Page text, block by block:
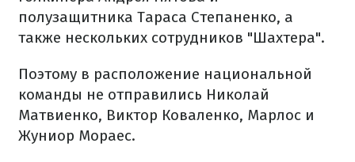
полузащитника Тараса Степаненко, а
также нескольких сотрудников "Шахтера".
Поэтому в расположение национальной
команды не отправились Николай
Матвиенко, Виктор Коваленко, Марлос и
Жуниор Мораес.